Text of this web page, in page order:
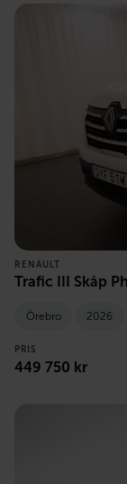
RENAULT
Trafic III Skåp
Örebro 2026
PRIS
449 750 kr